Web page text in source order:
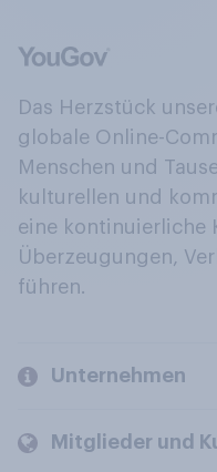
Das Herzstück
globale Online-
Menschen und
kulturellen und
eine kontinuierliche
Überzeugungen,
führen.
Unternehmen
Mitglieder und